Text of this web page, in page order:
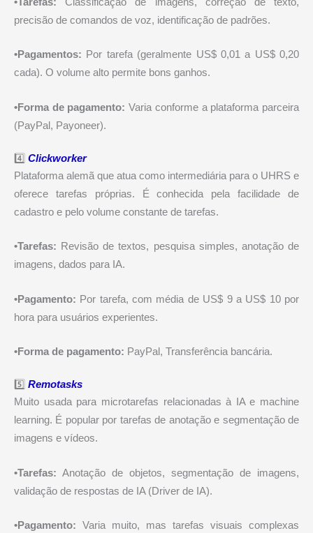
precisão de comandos de voz, identificação de padrões.
•Pagamentos: Por tarefa (geralmente US$ 0,01 a US$ 0,20
cada). O volume alto permite bons ganhos.
•Forma de pagamento: Varia conforme a plataforma parceira
(PayPal, Payoneer).
4️⃣ Clickworker
Plataforma alemã que atua como intermediária para o UHRS e
oferece tarefas próprias. É conhecida pela facilidade de
cadastro e pelo volume constante de tarefas.
•Tarefas: Revisão de textos, pesquisa simples, anotação de
imagens, dados para IA.
•Pagamento: Por tarefa, com média de US$ 9 a US$ 10 por
hora para usuários experientes.
•Forma de pagamento: PayPal, Transferência bancária.
5️⃣ Remotasks
Muito usada para microtarefas relacionadas à IA e machine
learning. É popular por tarefas de anotação e segmentação de
imagens e vídeos.
•Tarefas: Anotação de objetos, segmentação de imagens,
validação de respostas de IA (Driver de IA).
•Pagamento: Varia muito, mas tarefas visuais complexas